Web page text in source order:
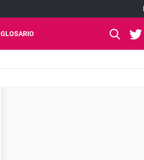
GLOSARIO